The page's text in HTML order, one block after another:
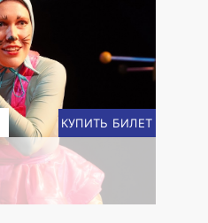
КУПИТЬ БИЛЕТ